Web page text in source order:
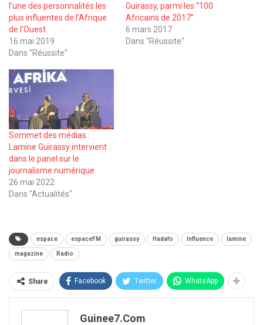
l’une des personnalités les
plus influentes de l’Afrique
de l’Ouest
16 mai 2019
Dans "Réussite"
Guirassy, parmi les ‘‘100
Africains de 2017’’
6 mars 2017
Dans "Réussite"
Sommet des médias :
Lamine Guirassy intervient
dans le panel sur le
journalisme numérique
26 mai 2022
Dans "Actualités"
espace espaceFM guirassy Hadafo Influence lamine
magazine Radio
Share Facebook Twitter WhatsApp
Guinee7.com